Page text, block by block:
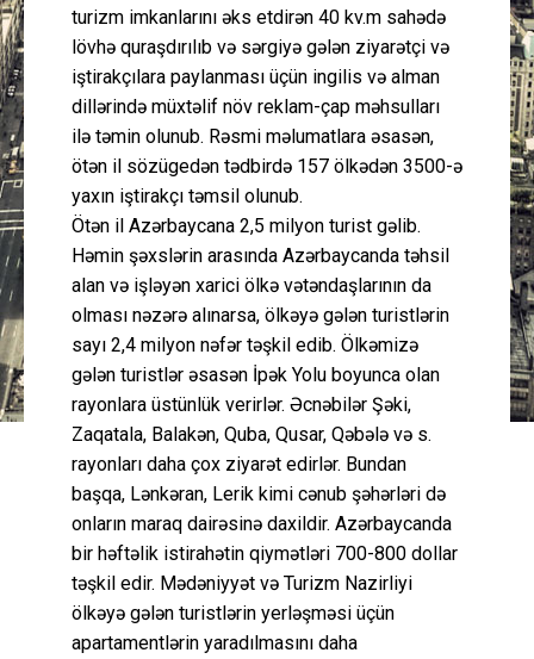
turizm imkanlarını əks etdirən 40 kv.m sahədə
lövhə quraşdırılıb və sərgiyə gələn ziyarətçi və
iştirakçılara paylanması üçün ingilis və alman
dillərində müxtəlif növ reklam-çap məhsulları
ilə təmin olunub. Rəsmi məlumatlara əsasən,
ötən il sözügedən tədbirdə 157 ölkədən 3500-ə
yaxın iştirakçı təmsil olunub.
Ötən il Azərbaycana 2,5 milyon turist gəlib.
Həmin şəxslərin arasında Azərbaycanda təhsil
alan və işləyən xarici ölkə vətəndaşlarının da
olması nəzərə alınarsa, ölkəyə gələn turistlərin
sayı 2,4 milyon nəfər təşkil edib. Ölkəmizə
gələn turistlər əsasən İpək Yolu boyunca olan
rayonlara üstünlük verirlər. Əcnəbilər Şəki,
Zaqatala, Balakən, Quba, Qusar, Qəbələ və s.
rayonları daha çox ziyarət edirlər. Bundan
başqa, Lənkəran, Lerik kimi cənub şəhərləri də
onların maraq dairəsinə daxildir. Azərbaycanda
bir həftəlik istirahətin qiymətləri 700-800 dollar
təşkil edir. Mədəniyyət və Turizm Nazirliyi
ölkəyə gələn turistlərin yerləşməsi üçün
apartamentlərin yaradılmasını daha